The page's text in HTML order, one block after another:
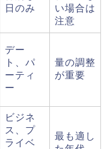
日のみ
い場合は
注意
デー
ト、パ
ーティ
ー
量の調整
が重要
ビジネ
ス、プ
ライベ
最も適し